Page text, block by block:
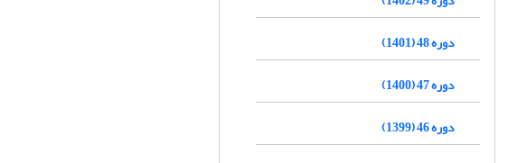
دوره 48 (1401)
دوره 47 (1400)
دوره 46 (1399)